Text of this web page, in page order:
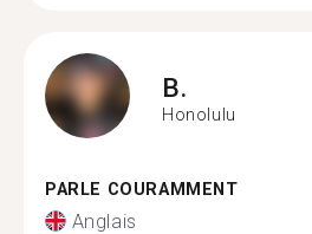
B.
Honolulu
PARLE COURAMMENT
Anglais